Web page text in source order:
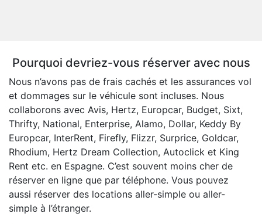
Pourquoi devriez-vous réserver avec nous
Nous n’avons pas de frais cachés et les assurances vol
et dommages sur le véhicule sont incluses. Nous
collaborons avec Avis, Hertz, Europcar, Budget, Sixt,
Thrifty, National, Enterprise, Alamo, Dollar, Keddy By
Europcar, InterRent, Firefly, Flizzr, Surprice, Goldcar,
Rhodium, Hertz Dream Collection, Autoclick et King
Rent etc. en Espagne. C’est souvent moins cher de
réserver en ligne que par téléphone. Vous pouvez
aussi réserver des locations aller-simple ou aller-
simple à l’étranger.